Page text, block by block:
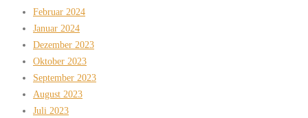
Februar 2024
Januar 2024
Dezember 2023
Oktober 2023
September 2023
August 2023
Juli 2023